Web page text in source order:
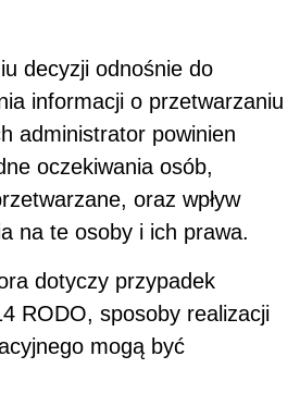
decyzji odnośnie do
informacji o przetwarzaniu
administrator powinien
oczekiwania osób,
oraz wpływ
na te osoby i ich prawa.
dotyczy przypadek
RODO, sposoby realizacji
mogą być